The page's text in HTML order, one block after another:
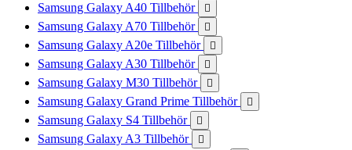
Samsung Galaxy A40 Tillbehör 
Samsung Galaxy A70 Tillbehör 
Samsung Galaxy A20e Tillbehör 
Samsung Galaxy A30 Tillbehör 
Samsung Galaxy M30 Tillbehör 
Samsung Galaxy Grand Prime Tillbehör 
Samsung Galaxy S4 Tillbehör 
Samsung Galaxy A3 Tillbehör 